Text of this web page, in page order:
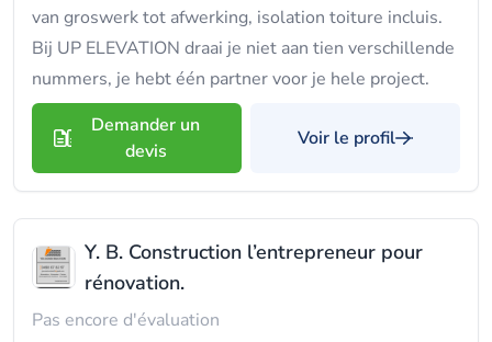
van groswerk tot afwerking, isolation toiture incluis.
Bij UP ELEVATION draai je niet aan tien verschillende
nummers, je hebt één partner voor je hele project.
Demander un
devis
Voir le profil
Y. B. Construction l’entrepreneur pour
rénovation.
Pas encore d'évaluation